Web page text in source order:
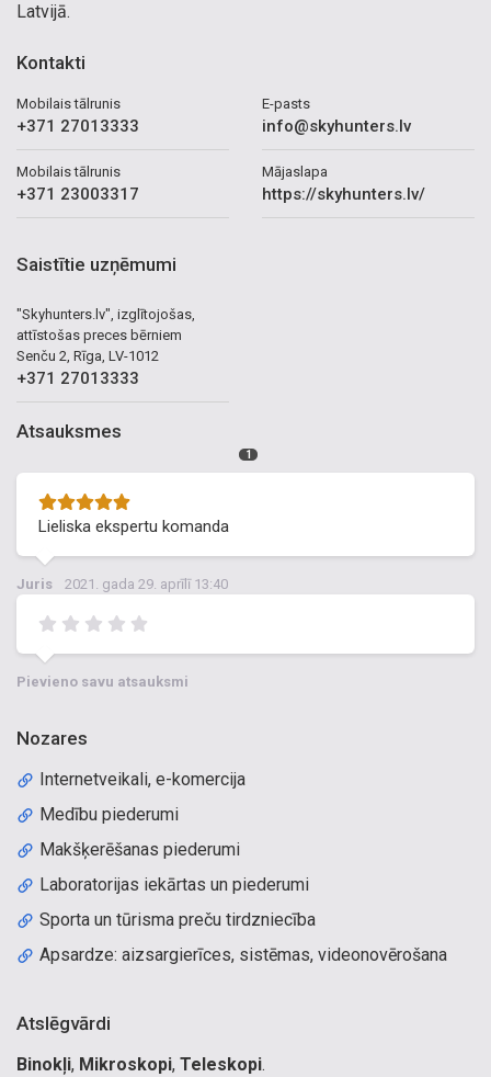
Latvijā.
Kontakti
Mobilais tālrunis
+371 27013333
Mobilais tālrunis
+371 23003317
E-pasts
info@skyhunters.lv
Mājaslapa
https://skyhunters.lv/
Saistītie uzņēmumi
"Skyhunters.lv", izglītojošas,
attīstošas preces bērniem
Senču 2, Rīga, LV-1012
+371 27013333
Atsauksmes
1
Lieliska ekspertu komanda
Juris 2021. gada 29. aprīlī 13:40
Pievieno savu atsauksmi
Nozares
Internetveikali, e-komercija
Medību piederumi
Makšķerēšanas piederumi
Laboratorijas iekārtas un piederumi
Sporta un tūrisma preču tirdzniecība
Apsardze: aizsargierīces, sistēmas, videonovērošana
Atslēgvārdi
Binokļi, Mikroskopi, Teleskopi.